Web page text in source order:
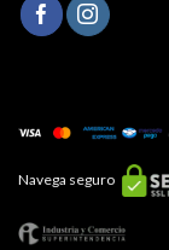
Navega seguro